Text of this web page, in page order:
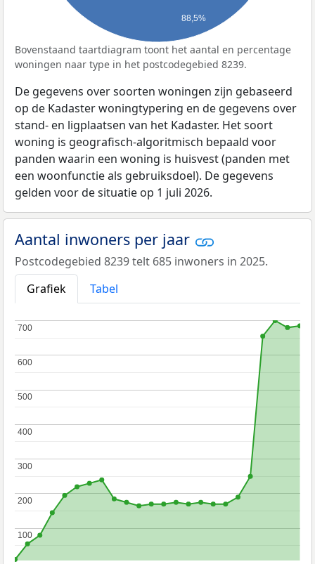
88,5%
Bovenstaand taartdiagram toont het aantal en percentage
woningen naar type in het postcodegebied 8239.
De gegevens over soorten woningen zijn gebaseerd
op de Kadaster woningtypering en de gegevens over
stand- en ligplaatsen van het Kadaster. Het soort
woning is geografisch-algoritmisch bepaald voor
panden waarin een woning is huisvest (panden met
een woonfunctie als gebruiksdoel). De gegevens
gelden voor de situatie op 1 juli 2026.
Aantal inwoners per jaar
Postcodegebied 8239 telt 685 inwoners in 2025.
Grafiek
Tabel
100
100
200
200
300
300
400
400
500
500
600
600
700
700